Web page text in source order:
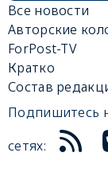
Все новости
Авторские
ForPost-TV
Кратко
Состав
Подпишитесь
сетях: